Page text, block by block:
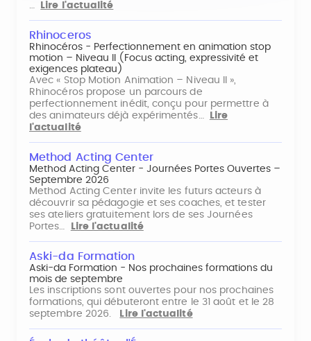
…
Lire l'actualité
Rhinoceros
Rhinocéros - Perfectionnement en animation stop
motion – Niveau II (Focus acting, expressivité et
exigences plateau)
Avec « Stop Motion Animation – Niveau II »,
Rhinocéros propose un parcours de
perfectionnement inédit, conçu pour permettre à
des animateurs déjà expérimentés…
Lire
l'actualité
Method Acting Center
Method Acting Center - Journées Portes Ouvertes –
Septembre 2026
Method Acting Center invite les futurs acteurs à
découvrir sa pédagogie et ses coaches, et tester
ses ateliers gratuitement lors de ses Journées
Portes…
Lire l'actualité
Aski-da Formation
Aski-da Formation - Nos prochaines formations du
mois de septembre
Les inscriptions sont ouvertes pour nos prochaines
formations, qui débuteront entre le 31 août et le 28
septembre 2026.
Lire l'actualité